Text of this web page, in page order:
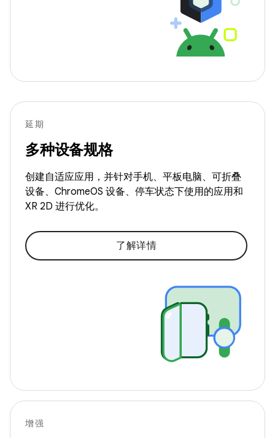
延期
多种设备规格
创建自适应应用，并针对手机、平板电脑、可折叠
设备、ChromeOS 设备、停车状态下使用的应用和
XR 2D 进行优化。
了解详情
增强